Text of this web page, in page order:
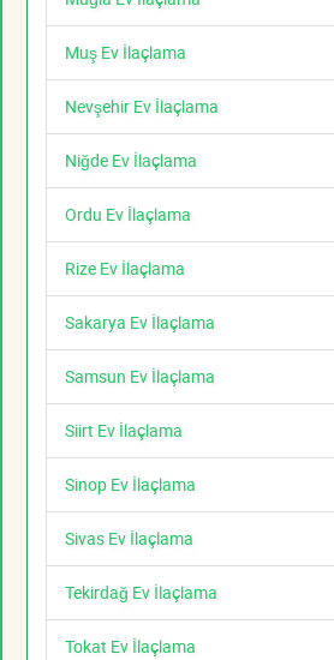
Muş Ev İlaçlama
Nevşehir Ev İlaçlama
Niğde Ev İlaçlama
Ordu Ev İlaçlama
Rize Ev İlaçlama
Sakarya Ev İlaçlama
Samsun Ev İlaçlama
Siirt Ev İlaçlama
Sinop Ev İlaçlama
Sivas Ev İlaçlama
Tekirdağ Ev İlaçlama
Tokat Ev İlaçlama